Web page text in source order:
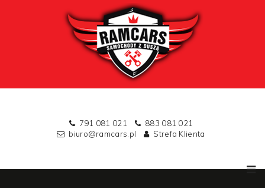
791 081 021
883 081 021
biuro@ramcars.pl
Strefa Klienta